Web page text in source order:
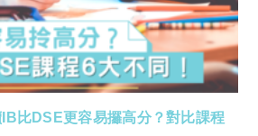
IB比DSE更容易攞高分？對比課程